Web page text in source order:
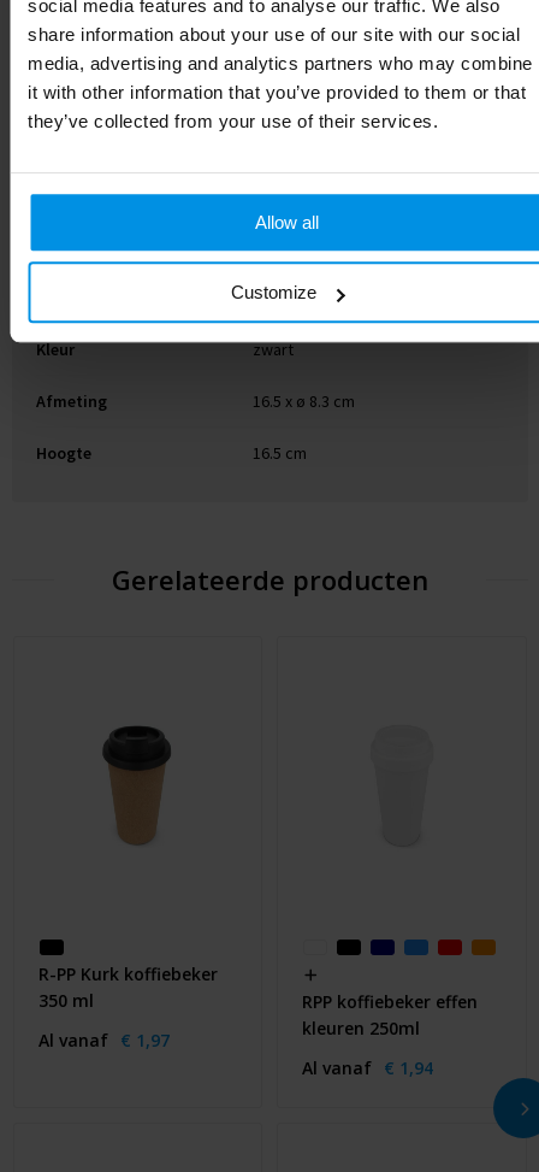
social media features and to analyse our traffic. We also
share information about your use of our site with our social
media, advertising and analytics partners who may combine
it with other information that you’ve provided to them or that
they’ve collected from your use of their services.
Allow all
Customize
Artikelnummer P438.1001
Merk Avira
Materiaal Gerecycled RVS, PP
Diameter 8.3 cm
8714612177518
Kleur zwart
Afmeting 16.5 x ø 8.3 cm
Hoogte 16.5 cm
Gerelateerde producten
R-PP Kurk koffiebeker
350 ml
Al vanaf € 1,97
RPP koffiebeker effen
kleuren 250ml
Al vanaf € 1,94